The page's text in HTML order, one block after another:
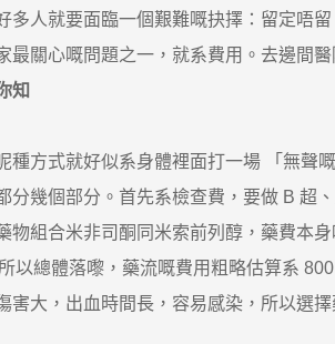
人就要面臨一個艱難嘅抉擇：留定唔留
最關心嘅問題之一，就系費用。去邊間
知
式就好似系身體裡面打一場 「無聲嘅
分幾個部分。首先系檢查費，要做 B 超
物組合米非司酮同米索前列醇，藥費本
以總體落嚟，藥流嘅費用粗略估算系
害大，出血時間長，容易感染，所以選